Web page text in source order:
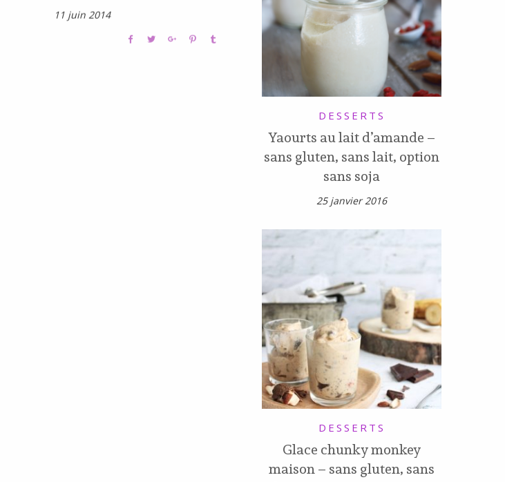
11 juin 2014
DESSERTS
Yaourts au lait d’amande –
sans gluten, sans lait, option
sans soja
25 janvier 2016
DESSERTS
Glace chunky monkey
maison – sans gluten, sans